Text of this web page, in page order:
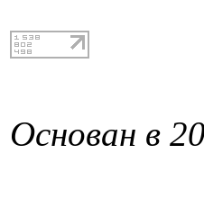
Основан в